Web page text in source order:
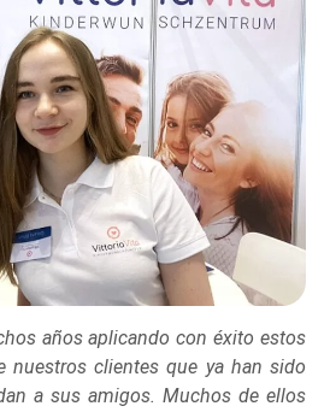
años aplicando con éxito estos
nuestros clientes que ya han sido
a sus amigos. Muchos de ellos